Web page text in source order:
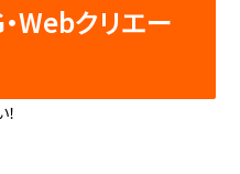
・Webクリエー